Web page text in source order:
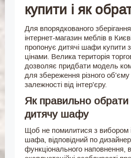
купити і як
Для впорядкованого
інтернет-магазин меблів в
пропонує дитячі шафи купити
цінами. Велика територія
дозволяє придбати модель
для збереження різного об'єму
залежності від інтер'єру.
Як правильно обрати
дитячу шафу
Щоб не помилитися з вибором
шафа, відповідний по
функціонального наповнення,